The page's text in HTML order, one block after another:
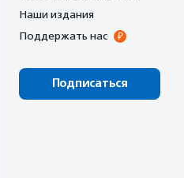
Наши издания
Поддержать нас
Подписаться